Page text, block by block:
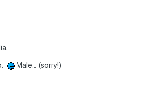
Male... (sorry!)